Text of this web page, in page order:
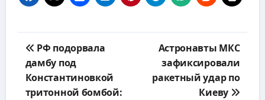
по
записям
РФ подорвала
дамбу под
Константиновкой
тритонной бомбой:
Астронавты МКС
зафиксировали
ракетный удар по
Киеву